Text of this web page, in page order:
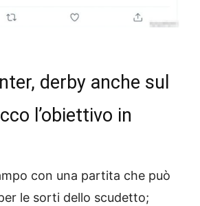
derby anche sul
l’obiettivo in
con una partita che può
le sorti dello scudetto;